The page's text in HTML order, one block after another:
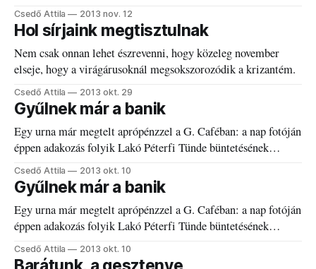
Csedő Attila 2013 nov. 12
Hol sírjaink megtisztulnak
Nem csak onnan lehet észrevenni, hogy közeleg november
elseje, hogy a virágárusoknál megsokszorozódik a krizantém.
Csedő Attila 2013 okt. 29
Gyűlnek már a banik
Egy urna már megtelt aprópénzzel a G. Caféban: a nap fotóján
éppen adakozás folyik Lakó Péterfi Tünde büntetésének
kifizetésére.
Csedő Attila 2013 okt. 10
Gyűlnek már a banik
Egy urna már megtelt aprópénzzel a G. Caféban: a nap fotóján
éppen adakozás folyik Lakó Péterfi Tünde büntetésének
kifizetésére.
Csedő Attila 2013 okt. 10